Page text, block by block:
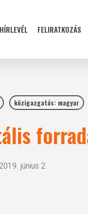
FELIRATKOZÁS
közigazgatás: magyar
2019. június 2.